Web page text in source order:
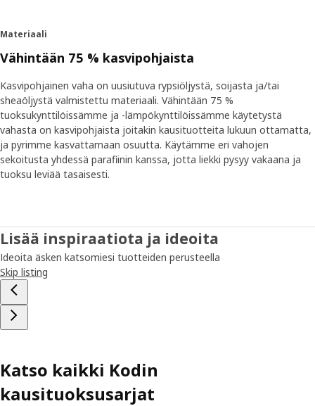
Materiaali
Vähintään 75 % kasvipohjaista
Kasvipohjainen vaha on uusiutuva rypsiöljystä, soijasta ja/tai
sheaöljystä valmistettu materiaali. Vähintään 75 %
tuoksukynttilöissämme ja -lämpökynttilöissämme käytetystä
vahasta on kasvipohjaista joitakin kausituotteita lukuun ottamatta,
ja pyrimme kasvattamaan osuutta. Käytämme eri vahojen
sekoitusta yhdessä parafiinin kanssa, jotta liekki pysyy vakaana ja
tuoksu leviää tasaisesti.
Lisää inspiraatiota ja ideoita
Ideoita äsken katsomiesi tuotteiden perusteella
Skip listing
Katso kaikki Kodin
kausituoksusarjat